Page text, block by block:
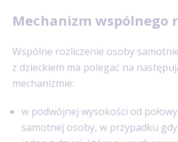
Mechanizm wspólnego
Wspólne rozliczenie osoby
z dzieckiem ma polegać na
mechanizmie:
w podwójnej wysokości od
samotnej osoby, w przypadku